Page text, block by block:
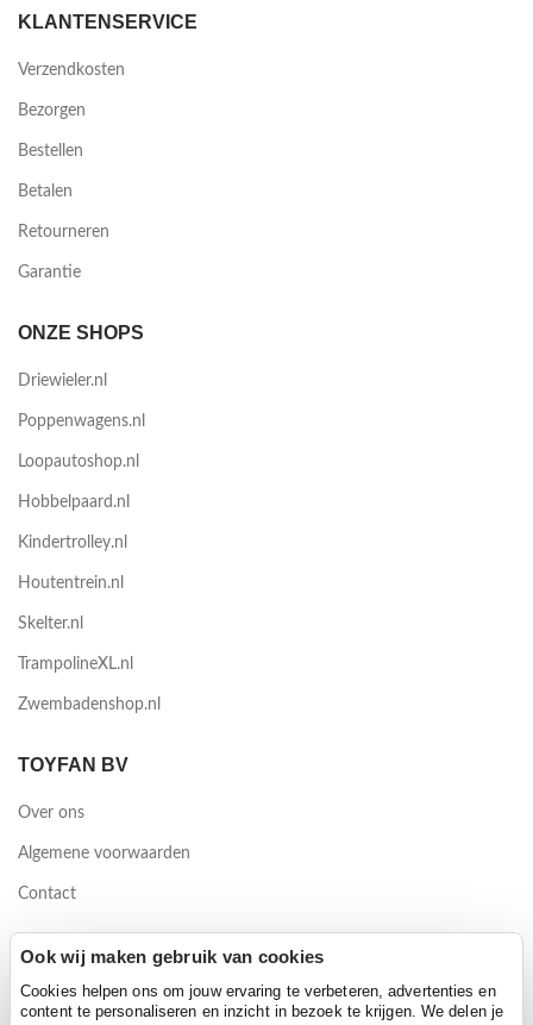
KLANTENSERVICE
Verzendkosten
Bezorgen
Bestellen
Betalen
Retourneren
Garantie
ONZE SHOPS
Driewieler.nl
Poppenwagens.nl
Loopautoshop.nl
Hobbelpaard.nl
Kindertrolley.nl
Houtentrein.nl
Skelter.nl
TrampolineXL.nl
Zwembadenshop.nl
TOYFAN BV
Over ons
Algemene voorwaarden
Contact
Ook wij maken gebruik van cookies
Cookies helpen ons om jouw ervaring te verbeteren, advertenties en
content te personaliseren en inzicht in bezoek te krijgen. We delen je